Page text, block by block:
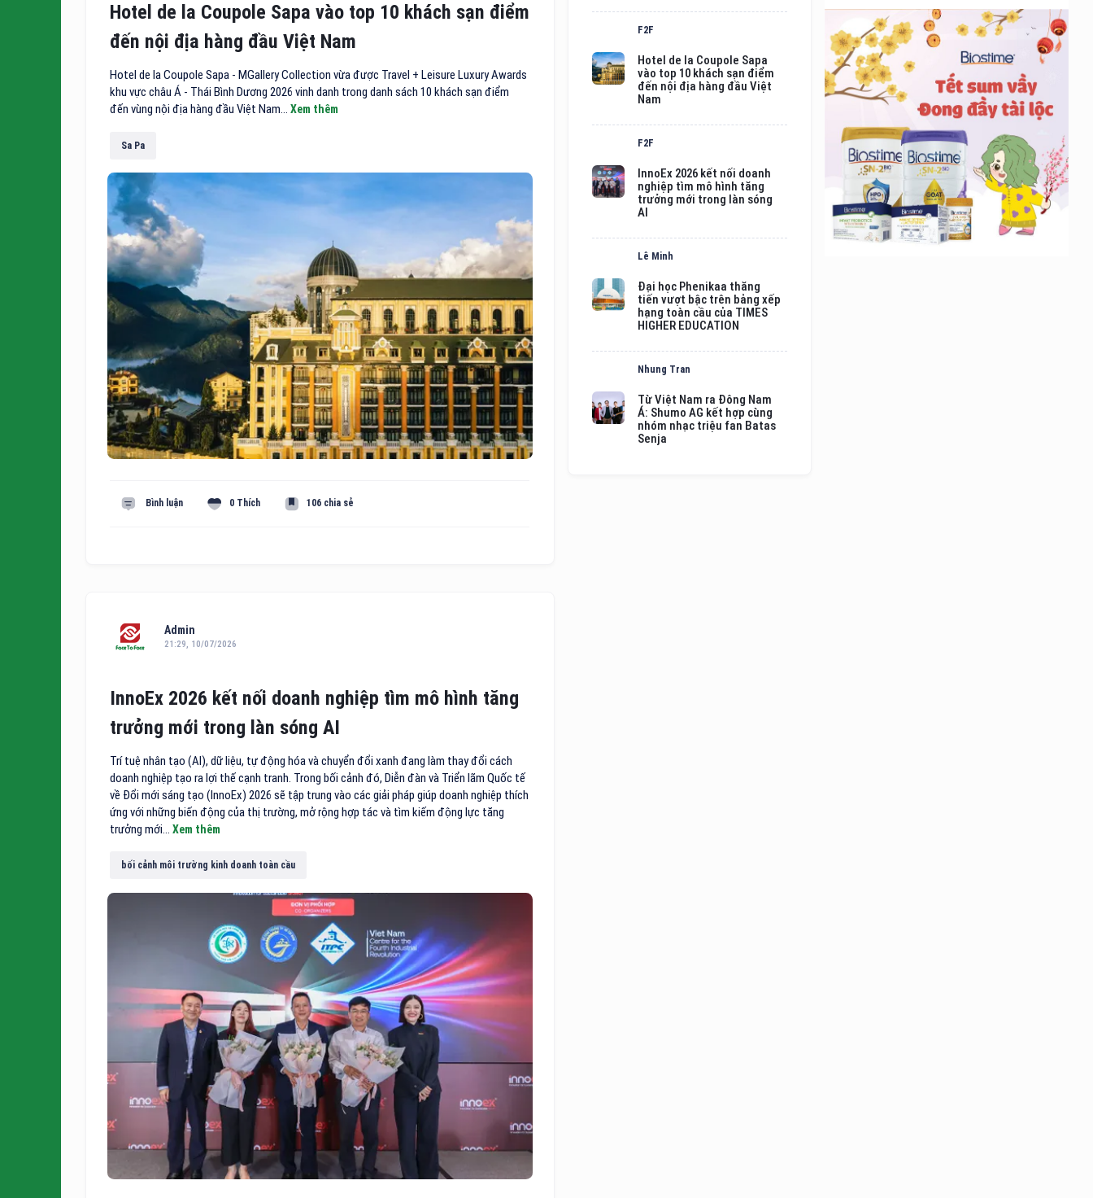
Hotel de la Coupole Sapa vào top 10 khách sạn điểm
đến nội địa hàng đầu Việt Nam
Hotel de la Coupole Sapa - MGallery Collection vừa được Travel + Leisure Luxury Awards
khu vực châu Á - Thái Bình Dương 2026 vinh danh trong danh sách 10 khách sạn điểm
đến vùng nội địa hàng đầu Việt Nam...Xem thêm
Sa Pa
Bình luận 0 Thích 106 chia sẻ
Admin
21:29, 10/07/2026
InnoEx 2026 kết nối doanh nghiệp tìm mô hình tăng
trưởng mới trong làn sóng AI
Trí tuệ nhân tạo (AI), dữ liệu, tự động hóa và chuyển đổi xanh đang làm thay đổi cách
doanh nghiệp tạo ra lợi thế cạnh tranh. Trong bối cảnh đó, Diễn đàn và Triển lãm Quốc tế
về Đổi mới sáng tạo (InnoEx) 2026 sẽ tập trung vào các giải pháp giúp doanh nghiệp thích
ứng với những biến động của thị trường, mở rộng hợp tác và tìm kiếm động lực tăng
trưởng mới...Xem thêm
bối cảnh môi trường kinh doanh toàn cầu
F2F
Hotel de la Coupole Sapa
vào top 10 khách sạn điểm
đến nội địa hàng đầu Việt
Nam
F2F
InnoEx 2026 kết nối doanh
nghiệp tìm mô hình tăng
trưởng mới trong làn sóng
AI
Lê Minh
Đại học Phenikaa thăng
tiến vượt bậc trên bảng xếp
hạng toàn cầu của TIMES
HIGHER EDUCATION
Nhung Tran
Từ Việt Nam ra Đông Nam
Á: Shumo AG kết hợp cùng
nhóm nhạc triệu fan Batas
Senja